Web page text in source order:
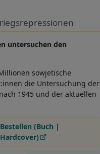
untersuchen den
sowjetische
die Untersuchung der
1945 und der aktuellen
Bestellen (Buch |
Hardcover)